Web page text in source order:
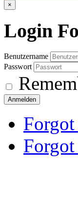
×
Login
Benutzername
Passwort
Anmelden
Forgot